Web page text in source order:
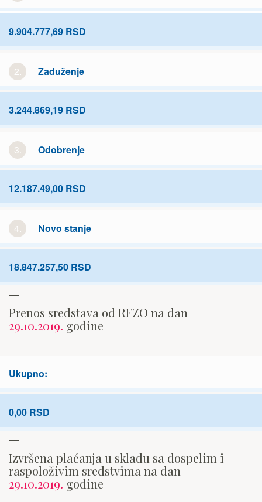
9.904.777,69 RSD
2. Zaduženje
3.244.869,19 RSD
3. Odobrenje
12.187.49,00 RSD
4. Novo stanje
18.847.257,50 RSD
Prenos sredstava od RFZO na dan
29.10.2019. godine
Ukupno:
0,00 RSD
Izvršena plaćanja u skladu sa dospelim i
raspoloživim sredstvima na dan
29.10.2019. godine